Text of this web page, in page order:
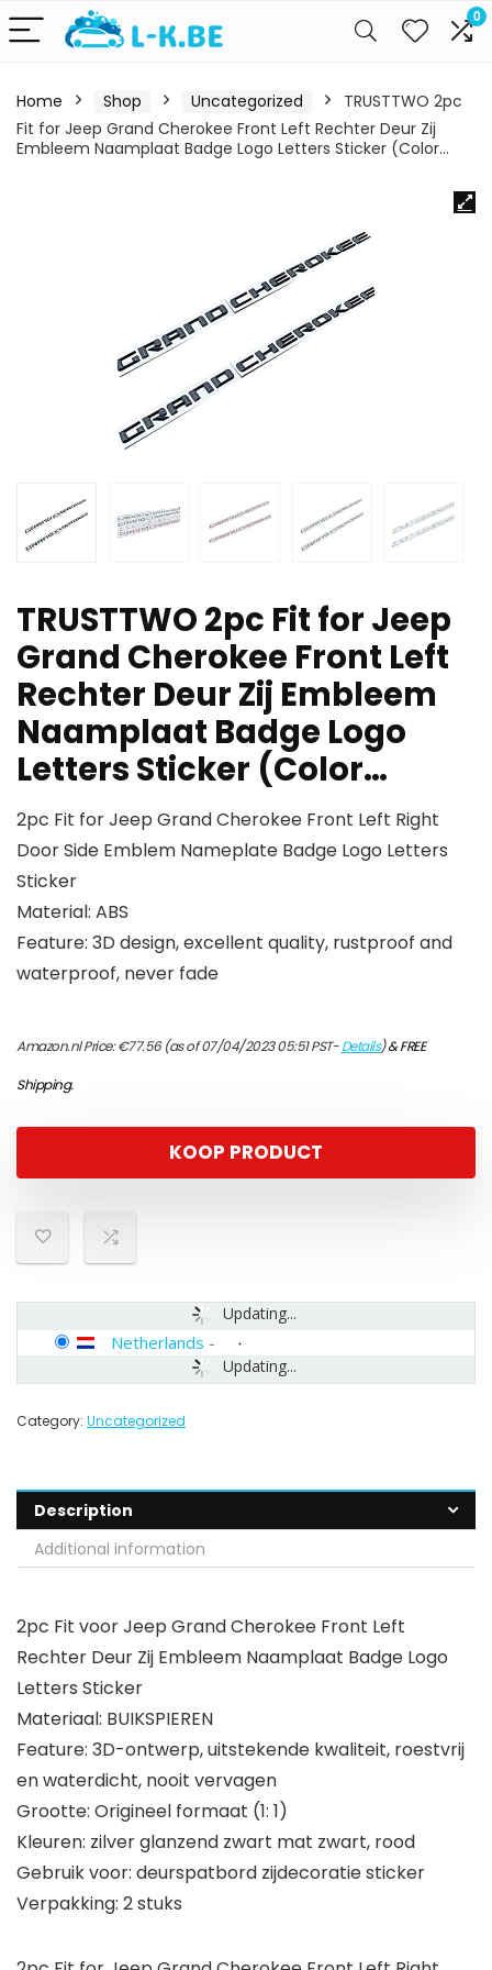
0
Home Shop Uncategorized
TRUSTTWO 2pc
Fit for Jeep Grand Cherokee Front Left Rechter Deur Zij
Embleem Naamplaat Badge Logo Letters Sticker (Color…
TRUSTTWO 2pc Fit for Jeep
Grand Cherokee Front Left
Rechter Deur Zij Embleem
Naamplaat Badge Logo
Letters Sticker (Color…
2pc Fit for Jeep Grand Cherokee Front Left Right
Door Side Emblem Nameplate Badge Logo Letters
Sticker
Material: ABS
Feature: 3D design, excellent quality, rustproof and
waterproof, never fade
Amazon.nl Price:€77.56(as of 07/04/2023 05:51 PST-Details)&FREE
Shipping.
KOOP PRODUCT
Updating...
Updating...
Netherlands -
Category: Uncategorized
Description
Additional information
2pc Fit voor Jeep Grand Cherokee Front Left
Rechter Deur Zij Embleem Naamplaat Badge Logo
Letters Sticker
Materiaal: BUIKSPIEREN
Feature: 3D-ontwerp, uitstekende kwaliteit, roestvrij
en waterdicht, nooit vervagen
Grootte: Origineel formaat (1: 1)
Kleuren: zilver glanzend zwart mat zwart, rood
Gebruik voor: deurspatbord zijdecoratie sticker
Verpakking: 2 stuks